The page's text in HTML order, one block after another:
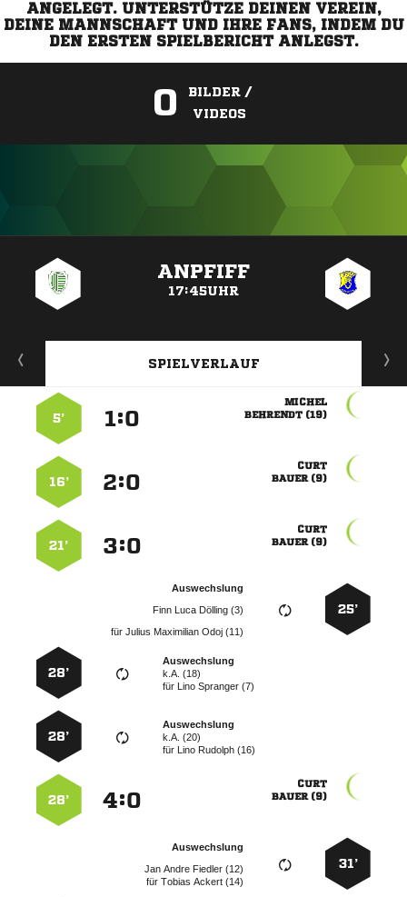
ANGELEGT. UNTERSTÜTZE DEINEN VEREIN,
DEINE MANNSCHAFT UND IHRE FANS, INDEM DU
DEN ERSTEN SPIELBERICHT ANLEGST.
0
BILDER /
VIDEOS
ANPFIFF
17:45UHR
SPIELVERLAUF

 
:
5’

 
:
16’

 
:
21’
25’
Auswechslung
   
für   
Auswechslung
k.A. (18)
für   
28’
Auswechslung
k.A. (20)
für   
28’

 
:
28’
31’
Auswechslung
   
für  